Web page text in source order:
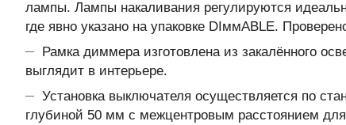
лампы. Лампы накаливания регулируются
где явно указано на упаковке DIммABLE.
Рамка диммера изготовлена из закалённого
выглядит в интерьере.
Установка выключателя осуществляется по
глубиной 50 мм с межцентровым расстоянием